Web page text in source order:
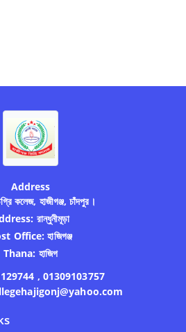
Address
কলেজ, হাজীগঞ্জ, চাঁদপুর।
রান্ধুনীমূড়া
Office: হাজিগঞ্জ
Thana: হাজিগ
, 01309103757